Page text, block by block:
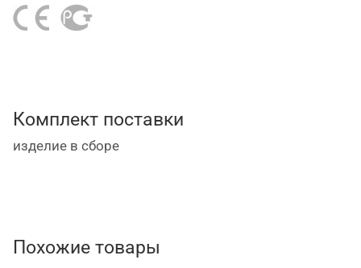
Комплект поставки
изделие в сборе
Похожие товары